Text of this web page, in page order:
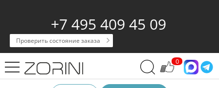
+7 495 409 45 09
Проверить состояние заказа
0